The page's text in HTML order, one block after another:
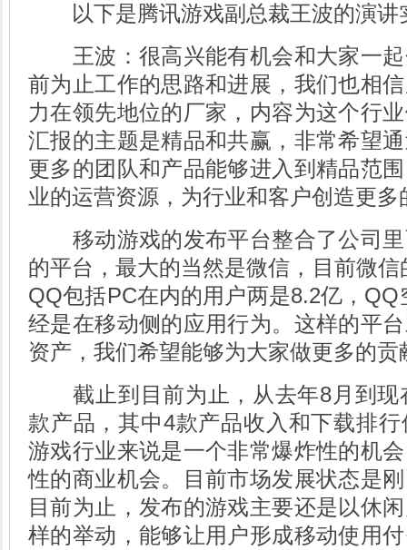
以下是腾讯游戏副总裁王波的演讲
王波：很高兴能有机会和大家一起
前为止工作的思路和进展，我们也相
力在领先地位的厂家，内容为这个行
汇报的主题是精品和共赢，非常希望
更多的团队和产品能够进入到精品范
业的运营资源，为行业和客户创造更多
移动游戏的发布平台整合了公司里
的平台，最大的当然是微信，目前微
QQ包括PC在内的用户两是8.2亿，
经是在移动侧的应用行为。这样的平
资产，我们希望能够为大家做更多的贡
截止到目前为止，从去年8月到现
款产品，其中4款产品收入和下载排
游戏行业来说是一个非常爆炸性的机
性的商业机会。目前市场发展状态是
目前为止，发布的游戏主要还是以休
样的举动，能够让用户形成移动使用